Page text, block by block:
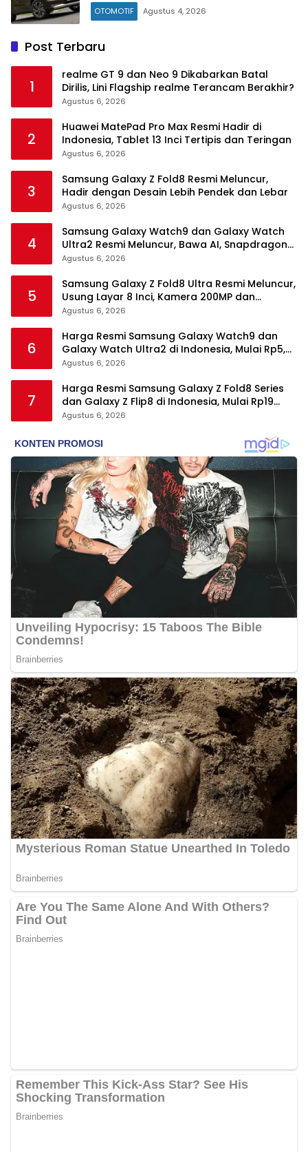
OTOMOTIF Agustus 4, 2026
Post Terbaru
1
realme GT 9 dan Neo 9 Dikabarkan Batal
Dirilis, Lini Flagship realme Terancam Berakhir?
Agustus 6, 2026
2
Huawei MatePad Pro Max Resmi Hadir di
Indonesia, Tablet 13 Inci Tertipis dan Teringan
Agustus 6, 2026
3
Samsung Galaxy Z Fold8 Resmi Meluncur,
Hadir dengan Desain Lebih Pendek dan Lebar
Agustus 6, 2026
4
Samsung Galaxy Watch9 dan Galaxy Watch
Ultra2 Resmi Meluncur, Bawa AI, Snapdragon
Wear Elite, dan Fitur Kesehatan Baru
Agustus 6, 2026
5
Samsung Galaxy Z Fold8 Ultra Resmi Meluncur,
Usung Layar 8 Inci, Kamera 200MP dan
Snapdragon 8 Elite Gen 5
Agustus 6, 2026
6
Harga Resmi Samsung Galaxy Watch9 dan
Galaxy Watch Ultra2 di Indonesia, Mulai Rp5,9
Jutaan
Agustus 6, 2026
7
Harga Resmi Samsung Galaxy Z Fold8 Series
dan Galaxy Z Flip8 di Indonesia, Mulai Rp19
Jutaan
Agustus 6, 2026